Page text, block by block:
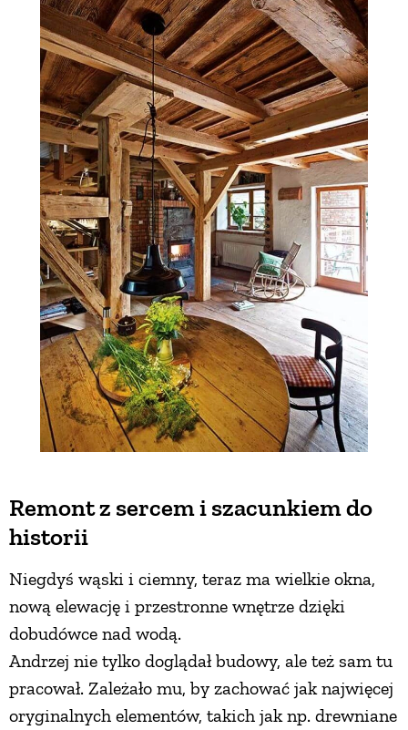
Remont z sercem i szacunkiem do
historii
Niegdyś wąski i ciemny, teraz ma wielkie okna,
nową elewację i przestronne wnętrze dzięki
dobudówce nad wodą.
Andrzej nie tylko doglądał budowy, ale też sam tu
pracował. Zależało mu, by zachować jak najwięcej
oryginalnych elementów, takich jak np. drewniane